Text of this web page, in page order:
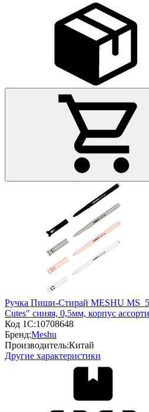
Ручка Пиши-Cтирай MESHU
Cutes" синяя, 0,5мм, корпус ассорти
Код 1С:10708648
Бренд:Meshu
Производитель:Китай
Другие характеристики